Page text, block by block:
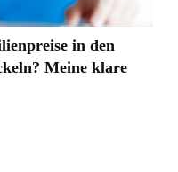
in den
Meine klare